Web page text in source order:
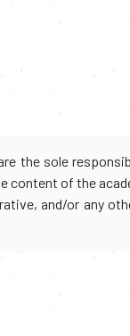
the sole
of the
and/or any